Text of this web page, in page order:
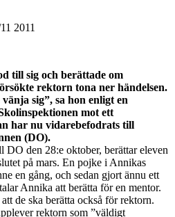
2011
till sig och berättade om
rektorn tona ner händelsen.
sig”, sa hon enligt en
mot ett
har nu vidarebefodrats till
(DO).
den 28:e oktober, berättar eleven
på mars. En pojke i Annikas
en gång, och sedan gjort ännu ett
Annika att berätta för en mentor.
de ska berätta också för rektorn.
rektorn som ”väldigt